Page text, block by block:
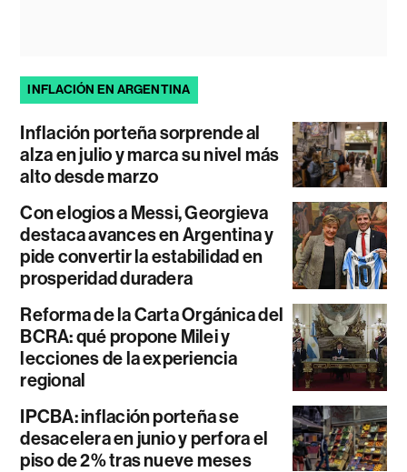
INFLACIÓN EN ARGENTINA
Inflación porteña sorprende al
alza en julio y marca su nivel más
alto desde marzo
Con elogios a Messi, Georgieva
destaca avances en Argentina y
pide convertir la estabilidad en
prosperidad duradera
Reforma de la Carta Orgánica del
BCRA: qué propone Milei y
lecciones de la experiencia
regional
IPCBA: inflación porteña se
desacelera en junio y perfora el
piso de 2% tras nueve meses